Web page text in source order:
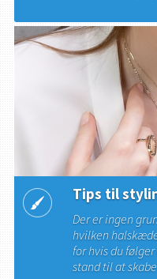
Tips til
Der er ingen
hvilken
for hvis du
stand til at